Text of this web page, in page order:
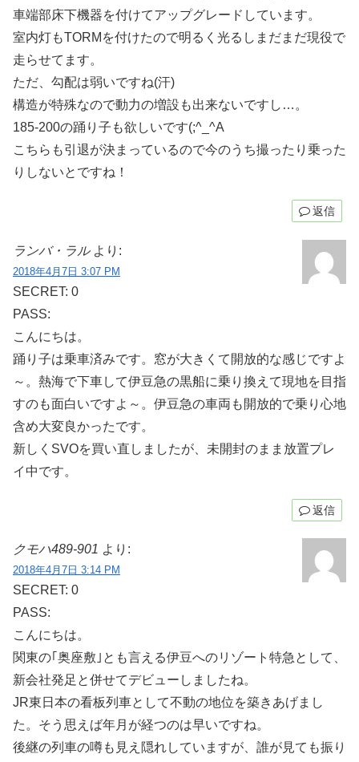
車端部床下機器を付けてアップグレードしています。
室内灯もTORMを付けたので明るく光るしまだまだ現役で
走らせてます。
ただ、勾配は弱いですね(汗)
構造が特殊なので動力の増設も出来ないですし…。
185-200の踊り子も欲しいです(;^_^A
こちらも引退が決まっているので今のうち撮ったり乗った
りしないとですね！
返信
ランバ・ラル より:
2018年4月7日 3:07 PM
SECRET: 0
PASS:
こんにちは。
踊り子は乗車済みです。窓が大きくて開放的な感じですよ
～。熱海で下車して伊豆急の黒船に乗り換えて現地を目指
すのも面白いですよ～。伊豆急の車両も開放的で乗り心地
含め大変良かったです。
新しくSVOを買い直しましたが、未開封のまま放置プレ
イ中です。
返信
クモハ489-901 より:
2018年4月7日 3:14 PM
SECRET: 0
PASS:
こんにちは。
関東の｢奥座敷｣とも言える伊豆へのリゾート特急として、
新会社発足と併せてデビューしましたね。
JR東日本の看板列車として不動の地位を築きあげまし
た。そう思えば年月が経つのは早いですね。
後継の列車の噂も見え隠れしていますが、誰が見ても振り